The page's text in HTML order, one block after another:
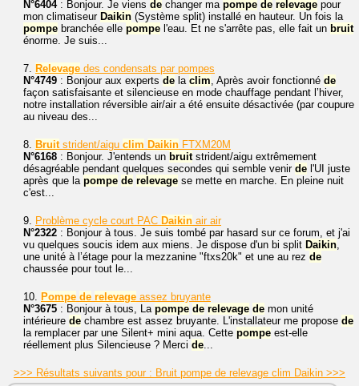
N°6404: Bonjour. Je viens de changer ma pompe de relevage pour
mon climatiseur Daikin (Système split) installé en hauteur. Un fois la
pompe branchée elle pompe l'eau. Et ne s'arrête pas, elle fait un bruit
énorme. Je suis...
7. Relevage des condensats par pompes
N°4749 : Bonjour aux experts de la clim, Après avoir fonctionné de
façon satisfaisante et silencieuse en mode chauffage pendant l’hiver,
notre installation réversible air/air a été ensuite désactivée (par coupure
au niveau des...
8. Bruitstrident/aigu clim Daikin FTXM20M
N°6168 : Bonjour. J'entends un bruitstrident/aigu extrêmement
désagréable pendant quelques secondes qui semble venir de l'UI juste
après que la pompe de relevage se mette en marche. En pleine nuit
c'est...
9. Problème cycle court PAC Daikin air air
N°2322 : Bonjour à tous. Je suis tombé par hasard sur ce forum, et j'ai
vu quelques soucis idem aux miens. Je dispose d'un bi split Daikin,
une unité à l’étage pour la mezzanine "ftxs20k" et une au rez de
chaussée pour tout le...
10. Pompe de relevage assez bruyante
N°3675 : Bonjour à tous, La pompe de relevage de mon unité
intérieure de chambre est assez bruyante. L'installateur me propose de
la remplacer par une Silent+ mini aqua. Cette pompe est-elle
réellement plus Silencieuse ? Merci de...
>>> Résultats suivants pour : Bruit pompe de relevage clim Daikin >>>